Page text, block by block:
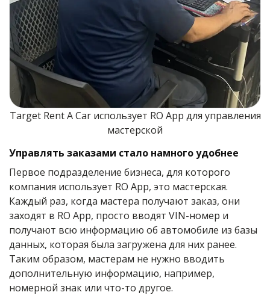
Target Rent A Car использует RO App для управления
мастерской
Управлять заказами стало намного удобнее
Первое подразделение бизнеса, для которого
компания использует RO App, это мастерская.
Каждый раз, когда мастера получают заказ, они
заходят в RO App, просто вводят VIN-номер и
получают всю информацию об автомобиле из базы
данных, которая была загружена для них ранее.
Таким образом, мастерам не нужно вводить
дополнительную информацию, например,
номерной знак или что-то другое.